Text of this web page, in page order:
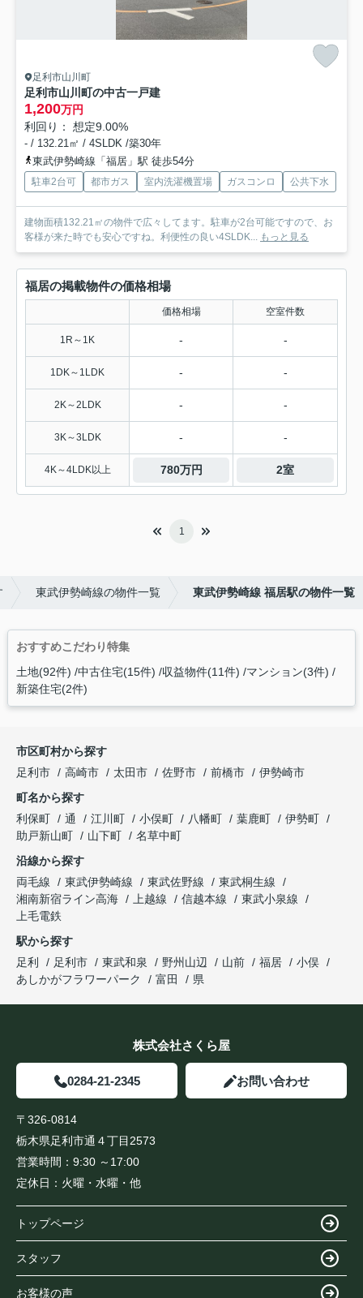
足利市山川町
足利市山川町の中古一戸建
1,200万円
利回り： 想定9.00%
- / 132.21㎡ / 4SLDK /築30年
東武伊勢崎線「福居」駅 徒歩54分
駐車2台可 都市ガス 室内洗濯機置場 ガスコンロ 公共下水
建物面積132.21㎡の物件で広々してます。駐車が2台可能ですので、お
客様が来た時でも安心ですね。利便性の良い4SLDK... もっと見る
福居の掲載物件の価格相場
価格相場 空室件数
1R～1K - -
1DK～1LDK - -
2K～2LDK - -
3K～3LDK - -
4K～4LDK以上 780万円 2室
1
東武伊勢崎線の物件一覧 東武伊勢崎線 福居駅の物件一覧
おすすめこだわり特集
土地(92件) 中古住宅(15件) 収益物件(11件) マンション(3件)
新築住宅(2件)
市区町村から探す
足利市
高崎市 太田市 佐野市 前橋市
伊勢崎市
町名から探す
利保町
通 江川町 小俣町 八幡町 葉鹿町
伊勢町
助戸新山町
山下町
名草中町
沿線から探す
両毛線
東武伊勢崎線 東武佐野線
東武桐生線
湘南新宿ライン高海
上越線 信越本線
東武小泉線
上毛電鉄
駅から探す
足利
足利市 東武和泉 野州山辺 山前 福居
小俣
あしかがフラワーパーク
富田 県
株式会社さくら屋
0284-21-2345 お問い合わせ
〒326-0814
栃木県足利市通４丁目2573
営業時間： 9:30 ～17:00
定休日： 火曜・水曜・他
トップページ
スタッフ
お客様の声